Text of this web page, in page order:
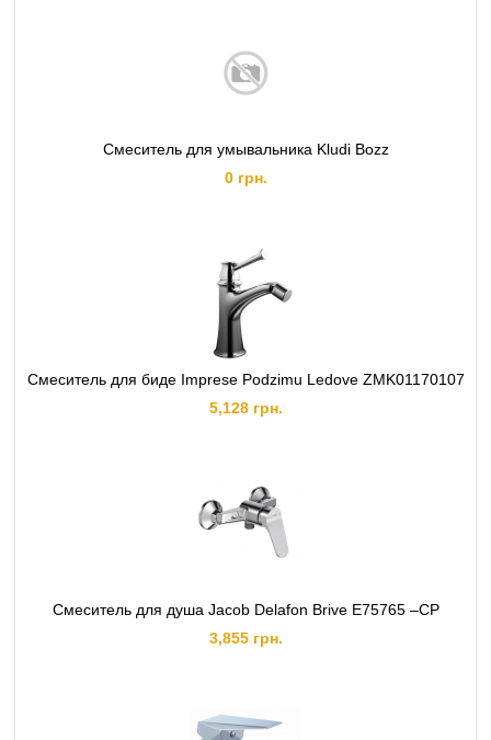
Смеситель для умывальника Kludi Bozz
0 грн.
Смеситель для биде Imprese Podzimu Ledove ZMK01170107
5,128 грн.
Смеситель для душа Jacob Delafon Brive E75765 –CP
3,855 грн.